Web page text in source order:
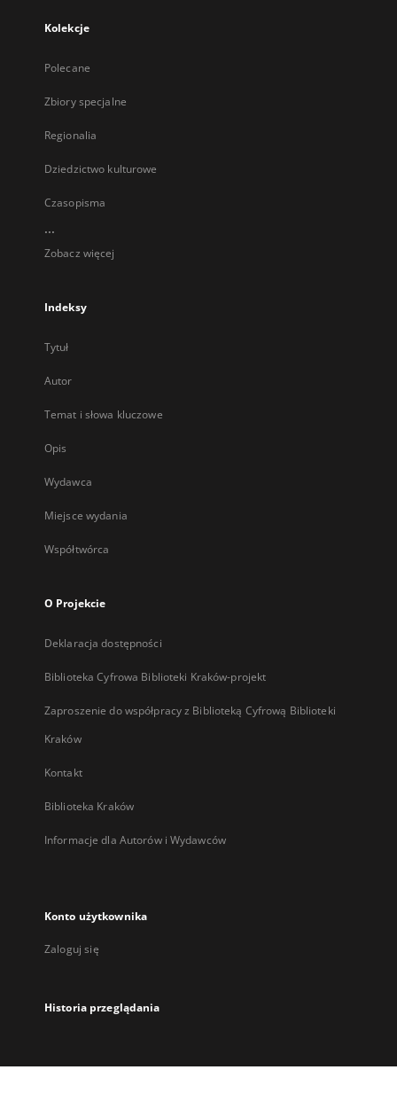
Kolekcje
Polecane
Zbiory specjalne
Regionalia
Dziedzictwo kulturowe
Czasopisma
...
Zobacz więcej
Indeksy
Tytuł
Autor
Temat i słowa kluczowe
Opis
Wydawca
Miejsce wydania
Współtwórca
O Projekcie
Deklaracja dostępności
Biblioteka Cyfrowa Biblioteki Kraków-projekt
Zaproszenie do współpracy z Biblioteką Cyfrową Biblioteki
Kraków
Kontakt
Biblioteka Kraków
Informacje dla Autorów i Wydawców
Konto użytkownika
Zaloguj się
Historia przeglądania